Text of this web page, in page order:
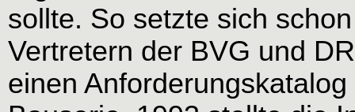
sollte. So setzte sich
Vertretern der BVG und
einen